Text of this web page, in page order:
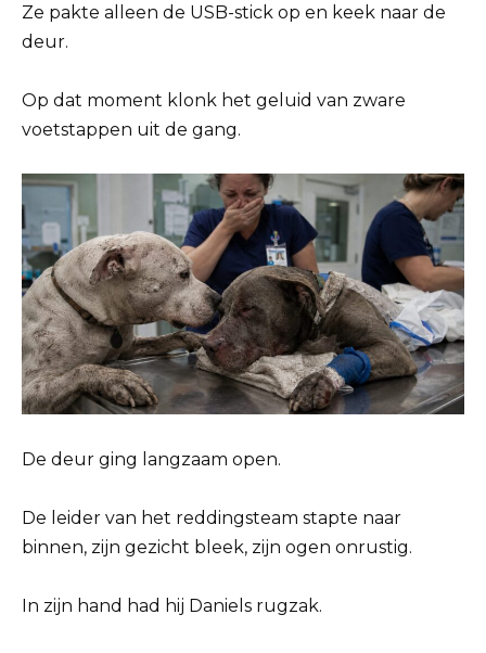
Ze pakte alleen de USB-stick op en keek naar de
deur.
Op dat moment klonk het geluid van zware
voetstappen uit de gang.
De deur ging langzaam open.
De leider van het reddingsteam stapte naar
binnen, zijn gezicht bleek, zijn ogen onrustig.
In zijn hand had hij Daniels rugzak.